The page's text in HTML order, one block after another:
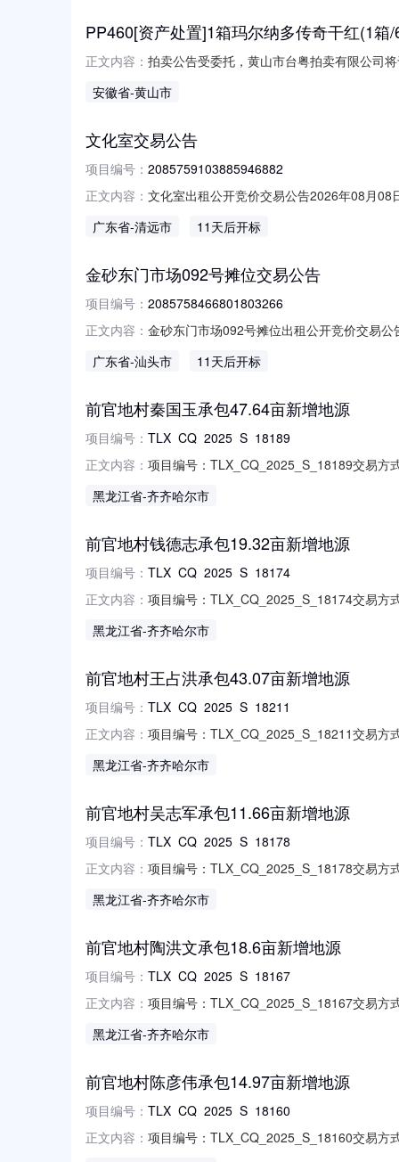
PP460[资产处置]1箱玛尔纳多传奇干红(1箱
正文内容： 拍卖公告受委托，黄山市台粤拍卖有限公司
公告发布之日起至拍卖会结束止（延时除外
安徽省-黄山市
文化室交易公告
项目编号： 2085759103885946882
正文内容： 文化室出租公开竞价交易公告2026年08月
行公开交易，本项目采用公开竞价方式进行
广东省-清远市 11天后开标
金砂东门市场092号摊位交易公告
项目编号： 2085758466801803266
正文内容： 金砂东门市场092号摊位出租公开竞价交易
行公开交易，本项目采用公开竞价方式进行
广东省-汕头市 11天后开标
前官地村秦国玉承包47.64亩新增地源
项目编号： TLX_CQ_2025_S_18189
正文内容： 项目编号：TLX_CQ_2025_S_18189交易方
期限：2025-01-01至2025-12-31项目编号
黑龙江省-齐齐哈尔市
前官地村钱德志承包19.32亩新增地源
项目编号： TLX_CQ_2025_S_18174
正文内容： 项目编号：TLX_CQ_2025_S_18174交易方
期限：2025-01-01至2025-12-31项目编号
黑龙江省-齐齐哈尔市
前官地村王占洪承包43.07亩新增地源
项目编号： TLX_CQ_2025_S_18211
正文内容： 项目编号：TLX_CQ_2025_S_18211交易方
期限：2025-01-01至2025-12-31项目编号
黑龙江省-齐齐哈尔市
前官地村吴志军承包11.66亩新增地源
项目编号： TLX_CQ_2025_S_18178
正文内容： 项目编号：TLX_CQ_2025_S_18178交易方
期限：2025-01-01至2025-12-31项目编号
黑龙江省-齐齐哈尔市
前官地村陶洪文承包18.6亩新增地源
项目编号： TLX_CQ_2025_S_18167
正文内容： 项目编号：TLX_CQ_2025_S_18167交易方
限：2025-01-01至2025-12-31项目编号：
黑龙江省-齐齐哈尔市
前官地村陈彦伟承包14.97亩新增地源
项目编号： TLX_CQ_2025_S_18160
正文内容： 项目编号：TLX_CQ_2025_S_18160交易方